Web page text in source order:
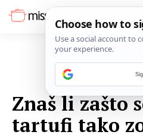
Znaš li zašto
tartufi tako